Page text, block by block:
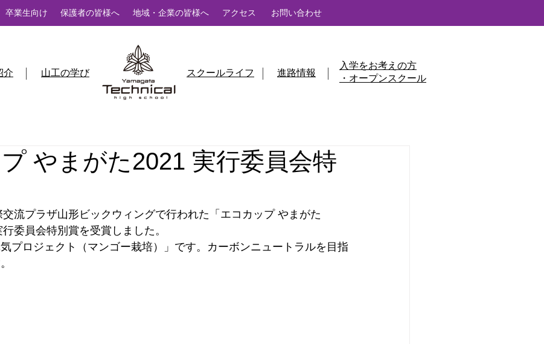
卒業生向け 保護者の皆様へ 地域・企業の皆様へ アクセス お問い合わせ
介 山工の学び スクールライフ 進路情報
入学をお考えの方
・オープンスクール
やまがた2021 実行委員会特
流プラザ山形ビックウィングで行われた「エコカップ やまがた
委員会特別賞を受賞しました。
プロジェクト（マンゴー栽培）」です。カーボンニュートラルを目指